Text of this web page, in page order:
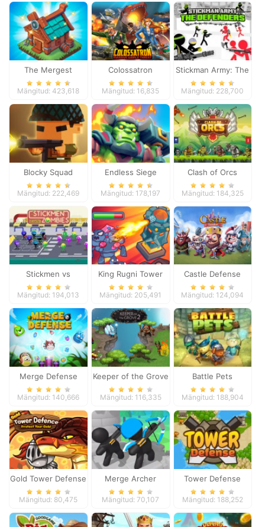
The Mergest
Kingdom
Mängitud: 423,618
Colossatron
Mängitud: 16,835
Stickman Army: The
Defenders
Mängitud: 228,700
Blocky Squad
Mängitud: 222,469
Endless Siege
Mängitud: 178,197
Clash of Orcs
Mängitud: 184,325
Stickmen vs
Zombies
Mängitud: 194,013
King Rugni Tower
Defense
Mängitud: 205,491
Castle Defense
Mängitud: 124,094
Merge Defense
Mängitud: 140,666
Keeper of the Grove
2
Mängitud: 116,335
Battle Pets
Mängitud: 188,904
Gold Tower Defense
Mängitud: 80,475
Merge Archer
Defense
Mängitud: 70,107
Tower Defense
Mängitud: 188,252